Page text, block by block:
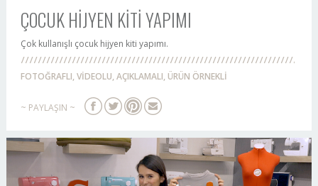
ÇOCUK HİJYEN KİTİ YAPIMI
Çok kullanışlı çocuk hijyen kiti yapımı.
FOTOĞRAFLI, VİDEOLU, AÇIKLAMALI, ÜRÜN ÖRNEKLİ
~ PAYLAŞIN ~